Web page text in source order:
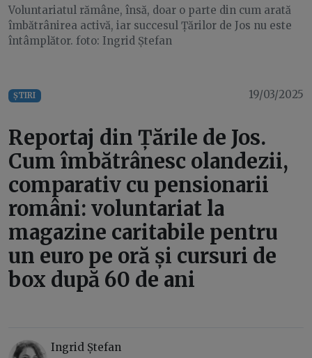
Voluntariatul rămâne, însă, doar o parte din cum arată
îmbătrânirea activă, iar succesul Țărilor de Jos nu este
întâmplător. foto: Ingrid Ștefan
ȘTIRI 19/03/2025
Reportaj din Țările de Jos.
Cum îmbătrânesc olandezii,
comparativ cu pensionarii
români: voluntariat la
magazine caritabile pentru
un euro pe oră și cursuri de
box după 60 de ani
Ingrid Ștefan